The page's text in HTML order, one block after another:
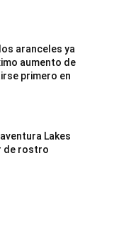
aranceles ya
aumento de
primero en
Lakes
de rostro